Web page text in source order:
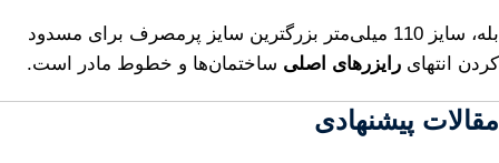
بله، سایز 110 میلی‌متر بزرگترین سایز پرمصرف برای مسدود
کردن انتهای رایزرهای اصلی ساختمان‌ها و خطوط مادر است.
مقالات پیشنهادی